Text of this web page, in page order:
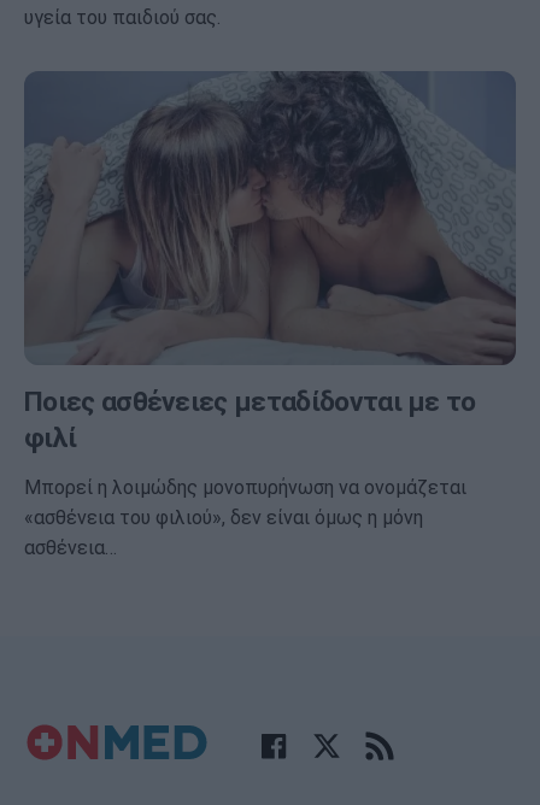
υγεία του παιδιού σας.
Ποιες ασθένειες μεταδίδονται με το
φιλί
Μπορεί η λοιμώδης μονοπυρήνωση να ονομάζεται
«ασθένεια του φιλιού», δεν είναι όμως η μόνη
ασθένεια…